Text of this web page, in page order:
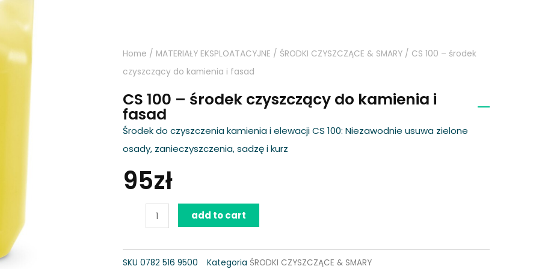
Home / MATERIAŁY EKSPLOATACYJNE / ŚRODKI CZYSZCZĄCE & SMARY / CS 100 – środek
czyszczący do kamienia i fasad
CS 100 – środek czyszczący do kamienia i
fasad
Środek do czyszczenia kamienia i elewacji CS 100: Niezawodnie usuwa zielone
osady, zanieczyszczenia, sadzę i kurz
95zł
-
środek
add to cart
SKU 0782 516 9500 Kategoria ŚRODKI CZYSZCZĄCE & SMARY